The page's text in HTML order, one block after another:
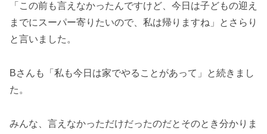
「この前も言えなかったんですけど、今日は子どもの迎え
までにスーパー寄りたいので、私は帰りますね」とさらり
と言いました。
Bさんも「私も今日は家でやることがあって」と続きまし
た。
みんな、言えなかっただけだったのだとそのとき分かりま